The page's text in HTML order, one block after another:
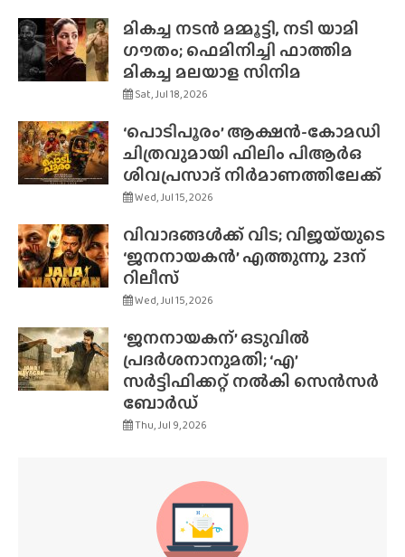
മികച്ച നടൻ മമ്മൂട്ടി, നടി യാമി
ഗൗതം; ഫെമിനിച്ചി ഫാത്തിമ
മികച്ച മലയാള സിനിമ
Sat, Jul 18, 2026
‘പൊടിപൂരം’ ആക്ഷൻ-കോമഡി
ചിത്രവുമായി ഫിലിം പിആർഒ
ശിവപ്രസാദ് നിർമാണത്തിലേക്ക്
Wed, Jul 15, 2026
വിവാദങ്ങൾക്ക് വിട; വിജയ്‌യുടെ
‘ജനനായകൻ’ എത്തുന്നു, 23ന്
റിലീസ്
Wed, Jul 15, 2026
‘ജനനായകന്’ ഒടുവിൽ
പ്രദർശനാനുമതി; ‘എ’
സർട്ടിഫിക്കറ്റ് നൽകി സെൻസർ
ബോർഡ്
Thu, Jul 9, 2026